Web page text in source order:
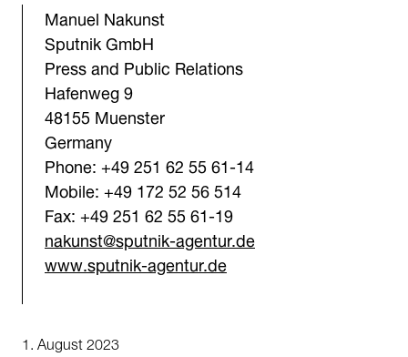
Manuel Nakunst
Sputnik GmbH
Press and Public Relations
Hafenweg 9
48155 Muenster
Germany
Phone: +49 251 62 55 61-14
Mobile: +49 172 52 56 514
Fax: +49 251 62 55 61-19
nakunst@sputnik-agentur.de
www.sputnik-agentur.de
1. August 2023